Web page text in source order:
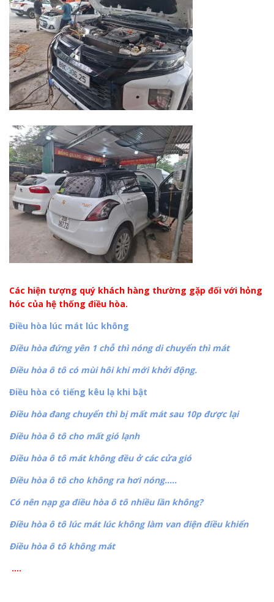
Các hiện tượng quý khách hàng thường gặp đối với hỏng
hóc của hệ thống điều hòa.
Điều hòa lúc mát lúc không
Điều hòa đứng yên 1 chỗ thì nóng di chuyển thì mát
Điều hòa ô tô có mùi hôi khi mới khởi động.
Điều hòa có tiếng kêu lạ khi bật
Điều hòa đang chuyển thì bị mất mát sau 10p được lại
Điều hòa ô tô cho mất gió lạnh
Điều hòa ô tô mát không đều ở các cửa gió
Điều hòa ô tô cho không ra hơi nóng…..
Có nên nạp ga điều hòa ô tô nhiều lần không?
Điều hòa ô tô lúc mát lúc không làm van điện điều khiển
Điều hòa ô tô không mát
….